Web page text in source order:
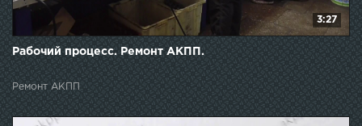
3:27
Рабочий процесс. Ремонт АКПП.
Ремонт АКПП